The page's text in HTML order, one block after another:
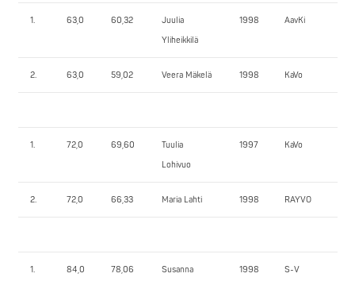
1. 63,0 60,32
Juulia
Yliheikkilä
1998 AavKi
2. 63,0 59,02 Veera Mäkelä 1998 KaVo
1. 72,0 69,60
Tuulia
Lohivuo
1997 KaVo
2. 72,0 66,33 Maria Lahti 1998 RAYVO
1. 84,0 78,06
Susanna
1998 S-V